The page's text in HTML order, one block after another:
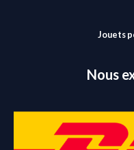
Jouets
Nous